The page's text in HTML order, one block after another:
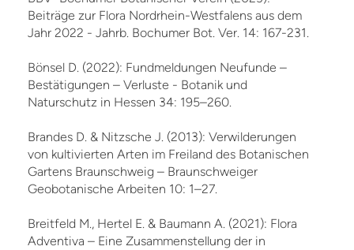
Beiträge zur Flora Nordrhein-Westfalens aus dem
Jahr 2022 - Jahrb. Bochumer Bot. Ver. 14: 167-231.
Bönsel D. (2022): Fundmeldungen Neufunde –
Bestätigungen – Verluste - Botanik und
Naturschutz in Hessen 34: 195–260.
Brandes D. & Nitzsche J. (2013): Verwilderungen
von kultivierten Arten im Freiland des Botanischen
Gartens Braunschweig – Braunschweiger
Geobotanische Arbeiten 10: 1–27.
Breitfeld M., Hertel E. & Baumann A. (2021): Flora
Adventiva – Eine Zusammenstellung der in